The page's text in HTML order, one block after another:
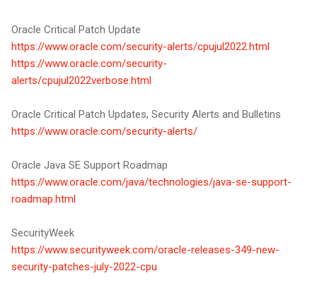
Oracle Critical Patch Update
https://www.oracle.com/security-alerts/cpujul2022.html
https://www.oracle.com/security-
alerts/cpujul2022verbose.html
Oracle Critical Patch Updates, Security Alerts and Bulletins
https://www.oracle.com/security-alerts/
Oracle Java SE Support Roadmap
https://www.oracle.com/java/technologies/java-se-support-
roadmap.html
SecurityWeek
https://www.securityweek.com/oracle-releases-349-new-
security-patches-july-2022-cpu